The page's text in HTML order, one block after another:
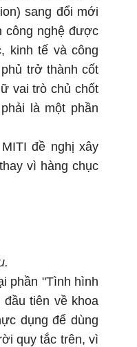
sang đổi mới
công nghệ được
kinh tế và công
trở thành cốt
vai trò chủ chốt
là một phần
đề nghị xây
vì hàng chục
phần "Tình hình
tiên về khoa
dụng để dùng
quy tắc trên, vì